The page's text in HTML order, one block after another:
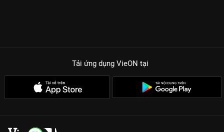
Tải ứng dụng VieON tại